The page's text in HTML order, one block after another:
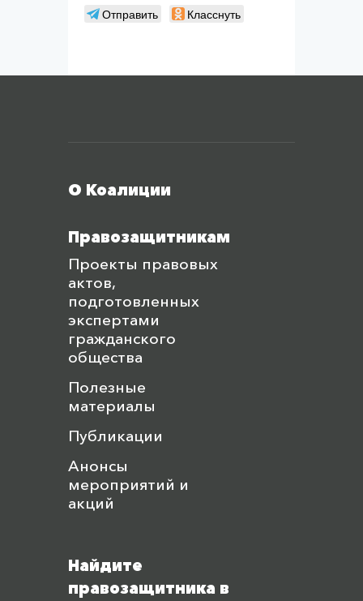
Отправить
Класснуть
О Коалиции
Правозащитникам
Проекты правовых
актов,
подготовленных
экспертами
гражданского
общества
Полезные
материалы
Публикации
Анонсы
мероприятий и
акций
Найдите
правозащитника в